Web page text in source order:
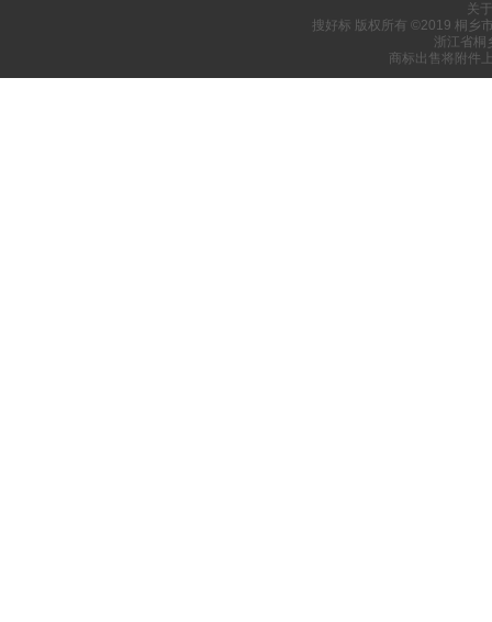
关
搜好标 版权所有 ©2019 桐乡
浙江省桐
商标出售将附件